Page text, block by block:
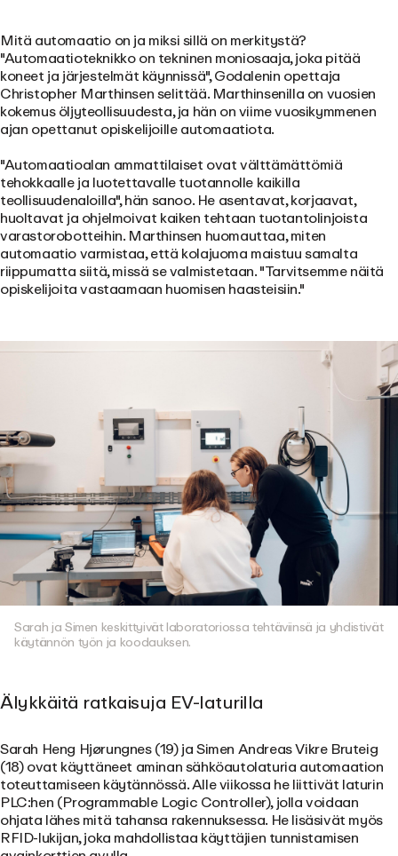
Mitä automaatio on ja miksi sillä on merkitystä?
"Automaatioteknikko on tekninen moniosaaja, joka pitää
koneet ja järjestelmät käynnissä", Godalenin opettaja
Christopher Marthinsen selittää. Marthinsenilla on vuosien
kokemus öljyteollisuudesta, ja hän on viime vuosikymmenen
ajan opettanut opiskelijoille automaatiota.
"Automaatioalan ammattilaiset ovat välttämättömiä
tehokkaalle ja luotettavalle tuotannolle kaikilla
teollisuudenaloilla", hän sanoo. He asentavat, korjaavat,
huoltavat ja ohjelmoivat kaiken tehtaan tuotantolinjoista
varastorobotteihin. Marthinsen huomauttaa, miten
automaatio varmistaa, että kolajuoma maistuu samalta
riippumatta siitä, missä se valmistetaan. "Tarvitsemme näitä
opiskelijoita vastaamaan huomisen haasteisiin."
Sarah ja Simen keskittyivät laboratoriossa tehtäviinsä ja yhdistivät
käytännön työn ja koodauksen.
Älykkäitä ratkaisuja EV-laturilla
Sarah Heng Hjørungnes (19) ja Simen Andreas Vikre Bruteig
(18) ovat käyttäneet aminan sähköautolaturia automaation
toteuttamiseen käytännössä. Alle viikossa he liittivät laturin
PLC:hen (Programmable Logic Controller), jolla voidaan
ohjata lähes mitä tahansa rakennuksessa. He lisäsivät myös
RFID-lukijan, joka mahdollistaa käyttäjien tunnistamisen